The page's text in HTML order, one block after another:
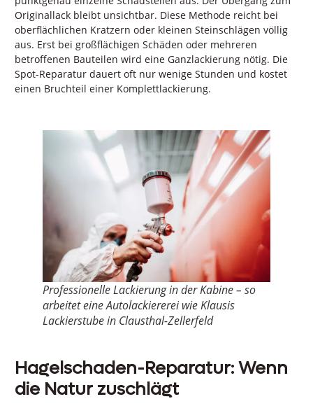
Originallack bleibt unsichtbar. Diese Methode reicht bei
oberflächlichen Kratzern oder kleinen Steinschlägen völlig
aus. Erst bei großflächigen Schäden oder mehreren
betroffenen Bauteilen wird eine Ganzlackierung nötig. Die
Spot-Reparatur dauert oft nur wenige Stunden und kostet
einen Bruchteil einer Komplettlackierung.
Professionelle Lackierung in der Kabine – so
arbeitet eine Autolackiererei wie Klausis
Lackierstube in Clausthal-Zellerfeld
Hagelschaden-Reparatur: Wenn
die Natur zuschlägt